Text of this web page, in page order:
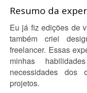
Resumo da
Eu já fiz edições de
também criei
freelancer. Essas
minhas
necessidades dos
projetos.